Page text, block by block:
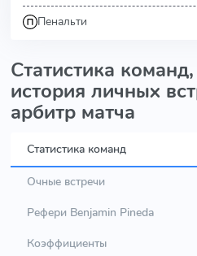
Пенальти
Статистика
история личных
арбитр матча
Статистика команд
Очные встречи
Рефери Benjamin Pineda
Коэффициенты